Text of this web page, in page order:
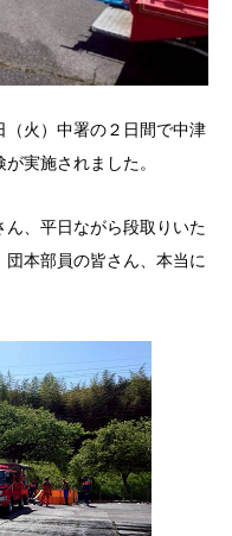
（火）中署の２日間で中津
実施されました。
、平日ながら段取りいた
本部員の皆さん、本当に